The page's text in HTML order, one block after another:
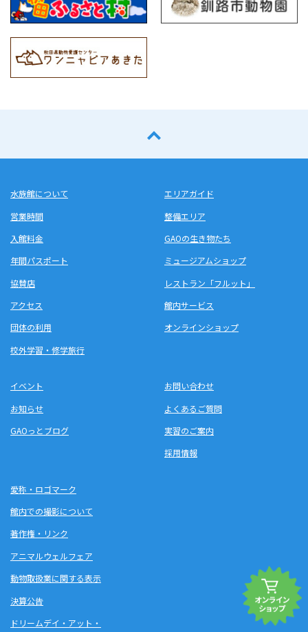
水族館について
営業時間
入館料金
年間パスポート
協賛店
アクセス
団体の利用
校外学習・修学旅行
エリアガイド
整備エリア
GAOの生き物たち
ミュージアムショップ
レストラン「フルット」
館内サービス
オンラインショップ
イベント
お知らせ
GAOっとブログ
お問い合わせ
よくあるご質問
実習のご案内
採用情報
愛称・ロゴマーク
館内での撮影について
著作権・リンク
アニマルウェルフェア
動物取扱業に関する表示
決算公告
ドリームデイ・アット・